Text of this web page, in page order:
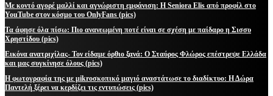
Με κοντό αγορέ μαλλί και αγνώριστη εμφάνιση: Η Seniora Elis από προφίλ στο
YouTube στον κόσμο του OnlyFans (pics)
Τα άφησε όλα πίσω: Πιο ανανεωμένη ποτέ είναι σε σχέση με παίδαρο η Σισσυ
Χρηστίδου (pics)
Εικόνα ανατριχίλας- Τον είδαμε όρθιο ξανά: Ο Σταύρος Φλώρος επέστρεψε Ελλάδα
και μας συγκίνησε όλους (pics)
Η φωτογραφία της με μikroσκοπικό μαγιό αναστάτωσε το διαδίκτυο: Η Δώρα
Παντελή ξέρει να κερδίζει τις εντυπώσεις (pics)